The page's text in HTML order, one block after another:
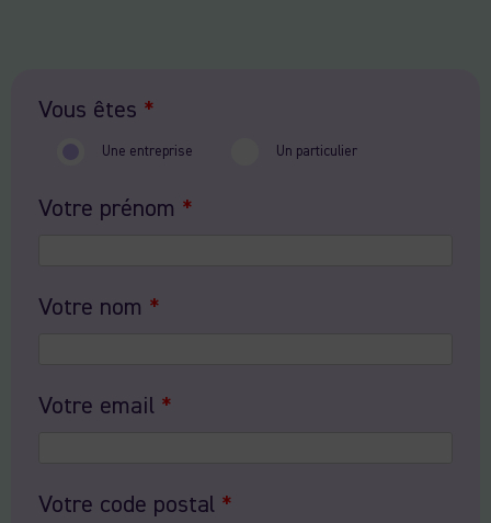
Vous êtes *
Une entreprise Un particulier
Votre prénom *
Votre nom *
Votre email *
Votre code postal *